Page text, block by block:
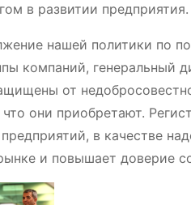
в развитии предприятия.
нашей политики по
компаний,
от
они приобретают.
в качестве
и повышает доверие